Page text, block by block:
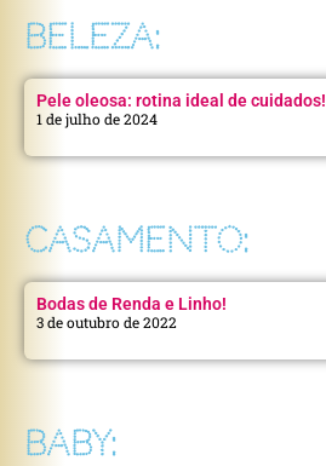
BELEZA:
Pele oleosa: rotina ideal de cuidados!
1 de julho de 2024
CASAMENTO:
Bodas de Renda e Linho!
3 de outubro de 2022
BABY: